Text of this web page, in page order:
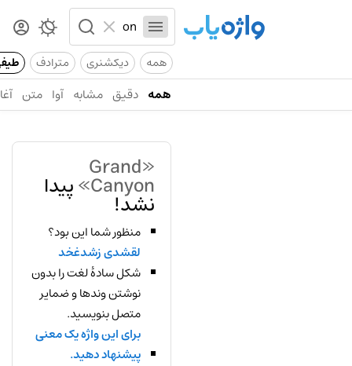
همه دیکشنری مترادف
همه دقیق مشابه آوا متن
«Grand
Canyon» پیدا
نشد!
منظور شما این بود؟
لقشدی زشدغخد
شکل سادهٔ لغت را بدون
نوشتن وندها و ضمایر
متصل بنویسید.
برای این واژه یک معنی
پیشنهاد دهید.